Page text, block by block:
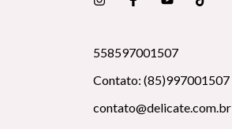
558597001507
Contato: (85)997001507
contato@delicate.com.br